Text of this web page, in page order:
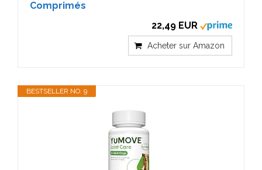
Comprimés
22,49 EUR
Acheter sur Amazon
BESTSELLER NO. 9